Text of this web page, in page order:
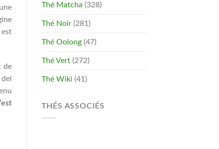
de
Thé Matcha (328)
Thé Noir(281)
Thé Oolong(47)
Thé Vert(272)
Thé Wiki (41)
THÉS ASSOCIÉS